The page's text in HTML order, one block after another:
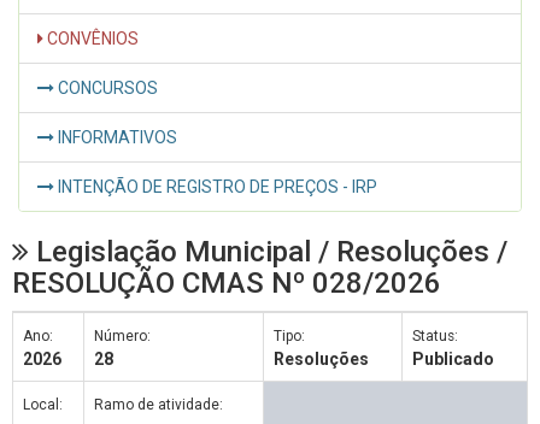
CONVÊNIOS
CONCURSOS
INFORMATIVOS
INTENÇÃO DE REGISTRO DE PREÇOS - IRP
Legislação Municipal / Resoluções /
RESOLUÇÃO CMAS Nº 028/2026
Ano:
2026
Número:
28
Tipo:
Resoluções
Status:
Publicado
Local: Ramo de atividade: